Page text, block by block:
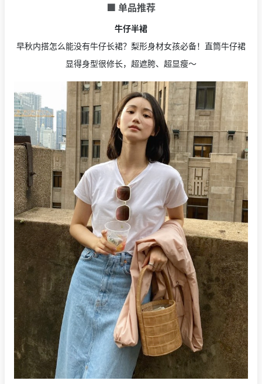
🟩 单品推荐
牛仔半裙
早秋内搭怎么能没有牛仔长裙？梨形身材女孩必备！直筒牛仔裙
显得身型很修长，超遮胯、超显瘦～